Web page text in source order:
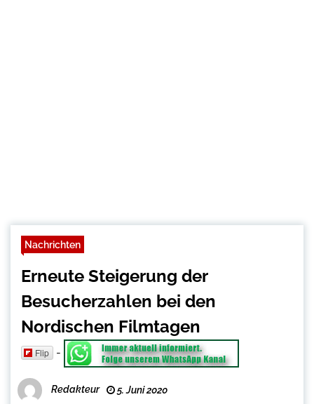
Nachrichten
Erneute Steigerung der
Besucherzahlen bei den
Nordischen Filmtagen
Flip -
Redakteur 5. Juni 2020